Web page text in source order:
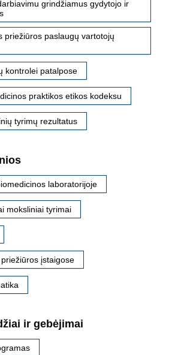
grindžiamus gydytojo ir
priežiūros paslaugų vartotojų
kontrolei patalpose
praktikos etikos kodeksu
tyrimų rezultatus
laboratorijoje
moksliniai tyrimai
įstaigose
ir gebėjimai